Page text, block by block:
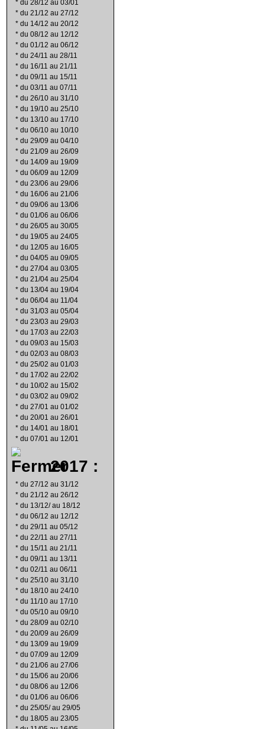
* du 28/12 au 03/01
* du 21/12 au 27/12
* du 14/12 au 20/12
* du 08/12 au 12/12
* du 01/12 au 06/12
* du 24/11 au 28/11
* du 16/11 au 21/11
* du 09/11 au 15/11
* du 03/11 au 07/11
* du 26/10 au 31/10
* du 19/10 au 25/10
* du 13/10 au 17/10
* du 06/10 au 10/10
* du 29/09 au 04/10
* du 21/09 au 26/09
* du 14/09 au 19/09
* du 06/09 au 12/09
* du 23/06 au 29/06
* du 16/06 au 21/06
* du 09/06 au 13/06
* du 01/06 au 06/06
* du 26/05 au 30/05
* du 19/05 au 24/05
* du 12/05 au 16/05
* du 04/05 au 09/05
* du 27/04 au 03/05
* du 21/04 au 25/04
* du 13/04 au 19/04
* du 06/04 au 11/04
* du 31/03 au 05/04
* du 23/03 au 29/03
* du 17/03 au 22/03
* du 09/03 au 15/03
* du 02/03 au 08/03
* du 25/02 au 01/03
* du 17/02 au 22/02
* du 10/02 au 15/02
* du 03/02 au 09/02
* du 27/01 au 01/02
* du 20/01 au 26/01
* du 14/01 au 18/01
* du 07/01 au 12/01
2017 :
* du 27/12 au 31/12
* du 21/12 au 26/12
* du 13/12/ au 18/12
* du 06/12 au 12/12
* du 29/11 au 05/12
* du 22/11 au 27/11
* du 15/11 au 21/11
* du 09/11 au 13/11
* du 02/11 au 06/11
* du 25/10 au 31/10
* du 18/10 au 24/10
* du 11/10 au 17/10
* du 05/10 au 09/10
* du 28/09 au 02/10
* du 20/09 au 26/09
* du 13/09 au 19/09
* du 07/09 au 12/09
* du 21/06 au 27/06
* du 15/06 au 20/06
* du 08/06 au 12/06
* du 01/06 au 06/06
* du 25/05/ au 29/05
* du 18/05 au 23/05